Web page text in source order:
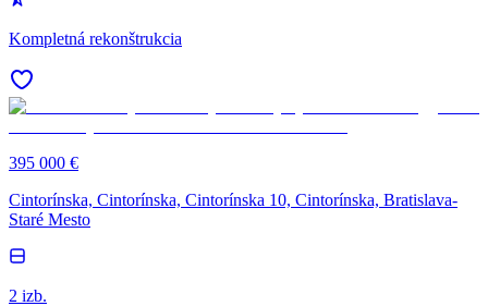
Kompletná rekonštrukcia
395 000 €
Cintorínska, Cintorínska, Cintorínska 10, Cintorínska, Bratislava-
Staré Mesto
2 izb.